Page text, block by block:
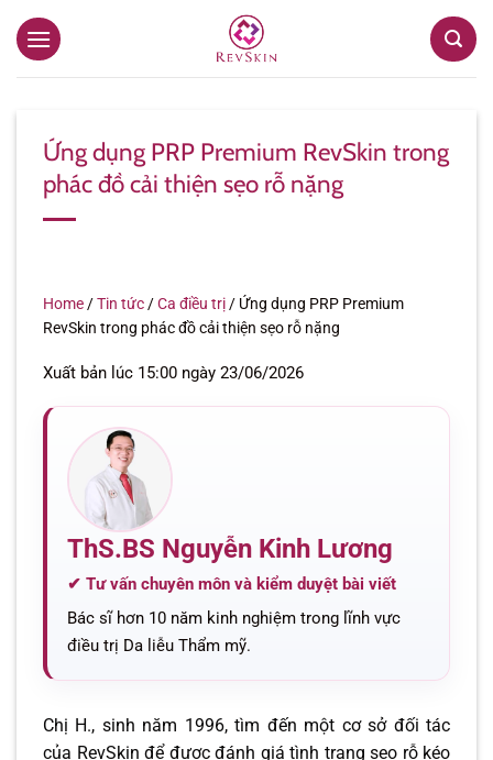
qua
Ứng dụng PRP Premium RevSkin trong
phác đồ cải thiện sẹo rỗ nặng
Home /Tin tức /Ca điều trị / Ứng dụng PRP Premium
RevSkin trong phác đồ cải thiện sẹo rỗ nặng
Xuất bản lúc 15:00 ngày 23/06/2026
ThS.BS Nguyễn Kinh Lương
✔ Tư vấn chuyên môn và kiểm duyệt bài viết
Bác sĩ hơn 10 năm kinh nghiệm trong lĩnh vực
điều trị Da liễu Thẩm mỹ.
Chị H., sinh năm 1996, tìm đến một cơ sở đối tác
của RevSkin để được đánh giá tình trạng sẹo rỗ kéo